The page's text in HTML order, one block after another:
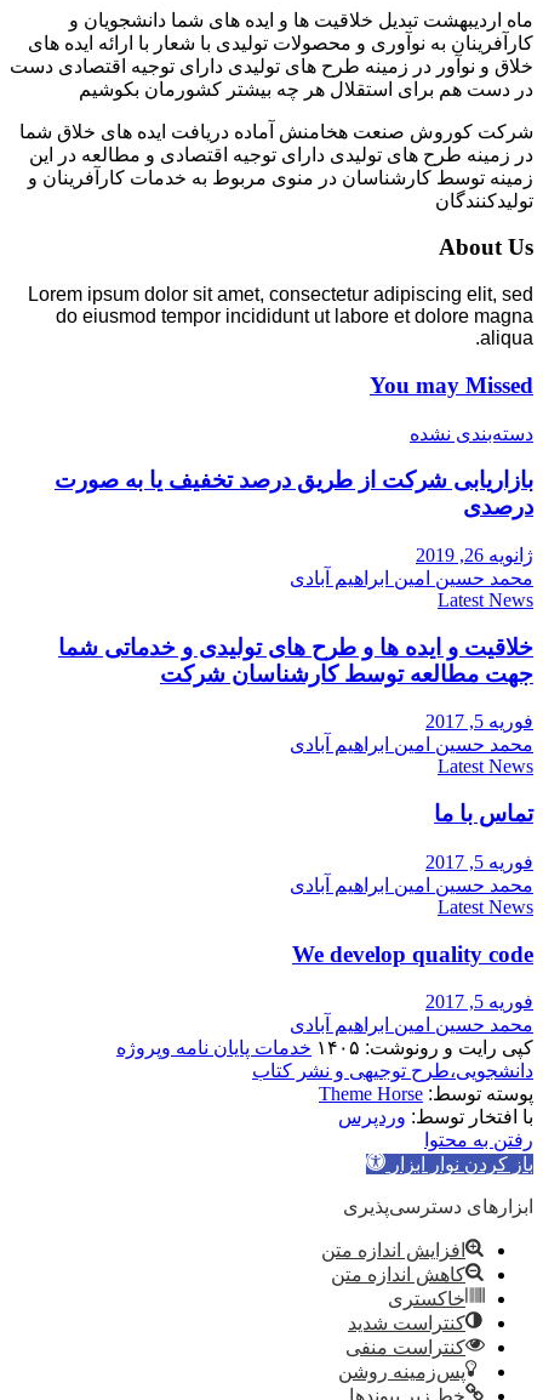
ماه اردیبهشت تبدیل خلاقیت ها و ایده های شما دانشجویان و
کارآفرینان به نوآوری و محصولات تولیدی با شعار با ارائه ایده های
خلاق و نوآور در زمینه طرح های تولیدی دارای توجیه اقتصادی دست
در دست هم برای استقلال هر چه بیشتر کشورمان بکوشیم
شرکت کوروش صنعت هخامنش آماده دریافت ایده های خلاق شما
در زمینه طرح های تولیدی دارای توجیه اقتصادی و مطالعه در این
زمینه توسط کارشناسان در منوی مربوط به خدمات کارآفرینان و
تولیدکنندگان
About Us
Lorem ipsum dolor sit amet, consectetur adipiscing elit, sed
do eiusmod tempor incididunt ut labore et dolore magna
aliqua.
You may Missed
دسته‌بندی نشده
بازاریابی شرکت از طریق درصد تخفیف یا به صورت
درصدی
ژانویه 26, 2019
محمد حسین امین ابراهیم آبادی
Latest News
خلاقیت و ایده ها و طرح های تولیدی و خدماتی شما
جهت مطالعه توسط کارشناسان شرکت
فوریه 5, 2017
محمد حسین امین ابراهیم آبادی
Latest News
تماس با ما
فوریه 5, 2017
محمد حسین امین ابراهیم آبادی
Latest News
We develop quality code
فوریه 5, 2017
محمد حسین امین ابراهیم آبادی
کپی رایت و رونوشت: ۱۴۰۵
خدمات پایان نامه وپروژه
دانشجویی،طرح توجیهی و نشر کتاب
پوسته توسط: Theme Horse
با افتخار توسط: وردپرس
رفتن به محتوا
باز کردن نوار ابزار
ابزارهای دسترسی‌پذیری
افزایش اندازه متن
کاهش اندازه متن
خاکستری
کنتراست شدید
کنتراست منفی
پس‌زمینه روشن